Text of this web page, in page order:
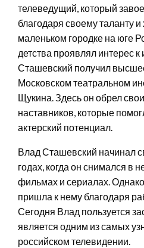
телеведущий, который
благодаря своему таланту
маленьком городке на юге
детства проявлял интерес к
Сташевский получил
Московском театральном
Щукина. Здесь он обрел
наставников, которые
актерский потенциал.
Влад Сташевский начинал
годах, когда он снимался в
фильмах и сериалах.
пришла к нему благодаря
Сегодня Влад пользуется
является одним из самых
российском телевидении.